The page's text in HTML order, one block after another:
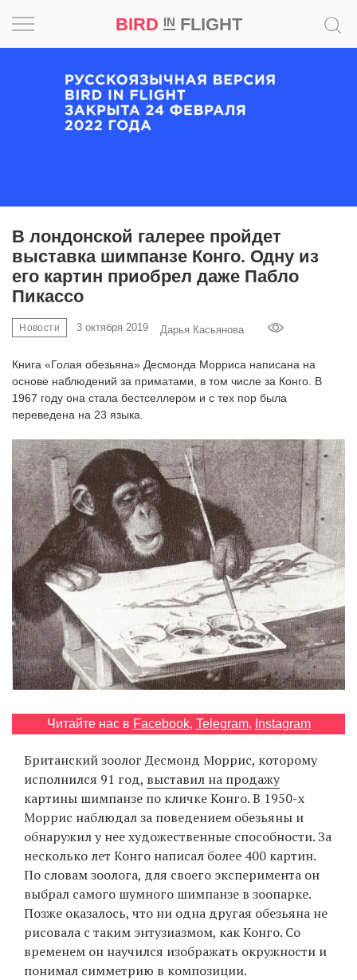
BIRD INFLIGHT
В лондонской галерее пройдет
выставка шимпанзе Конго. Одну из
его картин приобрел даже Пабло
Пикассо
Новости 3 октября 2019 Дарья Касьянова
Книга «Голая обезьяна» Десмонда Морриса написана на
основе наблюдений за приматами, в том числе за Конго. В
1967 году она стала бестселлером и с тех пор была
переведена на 23 языка.
Читайте нас в Facebook, Telegram, Instagram
Британский зоолог Десмонд Моррис, которому
исполнился 91 год, выставил на продажу
картины шимпанзе по кличке Конго. В 1950-х
Моррис наблюдал за поведением обезьяны и
обнаружил у нее художественные способности. За
несколько лет Конго написал более 400 картин.
По словам зоолога, для своего эксперимента он
выбрал самого шумного шимпанзе в зоопарке.
Позже оказалось, что ни одна другая обезьяна не
рисовала с таким энтузиазмом, как Конго. Со
временем он научился изображать окружности и
понимал симметрию в композиции.